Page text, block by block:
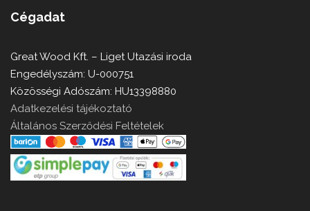
Cégadat
Great Wood Kft. – Liget Utazási iroda
Engedélyszám: U-000751
Közösségi Adószám: HU13398880
Adatkezelési tájékoztató
Általános Szerződési Feltételek